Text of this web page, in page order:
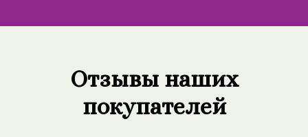
Отзывы наших
покупателей